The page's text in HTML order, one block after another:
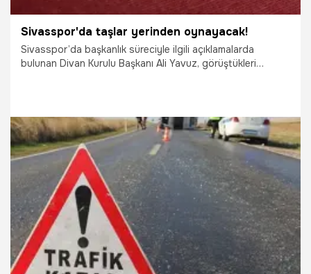
Sivasspor'da taşlar yerinden oynayacak!
Sivasspor’da başkanlık süreciyle ilgili açıklamalarda
bulunan Divan Kurulu Başkanı Ali Yavuz, görüştükleri
1.06.2026 Sivas